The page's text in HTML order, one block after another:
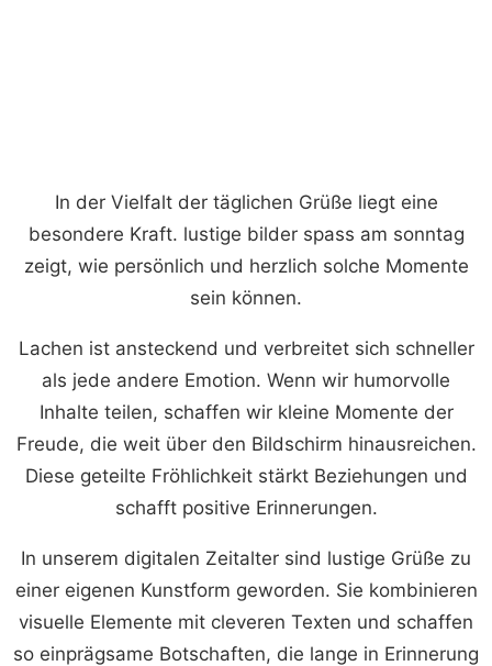
In der Vielfalt der täglichen Grüße liegt eine
besondere Kraft. lustige bilder spass am sonntag
zeigt, wie persönlich und herzlich solche Momente
sein können.
Lachen ist ansteckend und verbreitet sich schneller
als jede andere Emotion. Wenn wir humorvolle
Inhalte teilen, schaffen wir kleine Momente der
Freude, die weit über den Bildschirm hinausreichen.
Diese geteilte Fröhlichkeit stärkt Beziehungen und
schafft positive Erinnerungen.
In unserem digitalen Zeitalter sind lustige Grüße zu
einer eigenen Kunstform geworden. Sie kombinieren
visuelle Elemente mit cleveren Texten und schaffen
so einprägsame Botschaften, die lange in Erinnerung